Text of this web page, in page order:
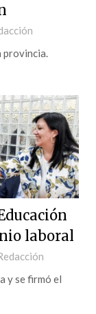
provincia.
laboral
y se firmó el